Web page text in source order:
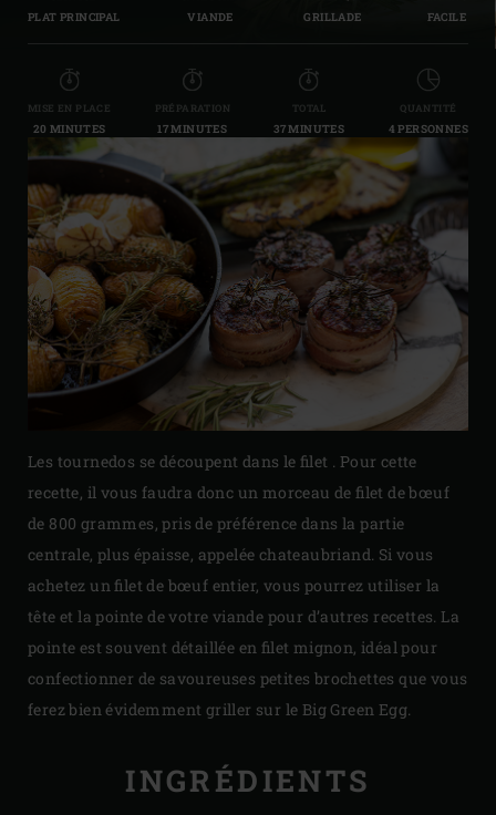
PLAT PRINCIPAL VIANDE GRILLADE FACILE
MISE EN PLACE
20 MINUTES
PRÉPARATION
17 MINUTES
TOTAL
37 MINUTES
QUANTITÉ
4 PERSONNES
Les tournedos se découpent dans le filet . Pour cette
recette, il vous faudra donc un morceau de filet de bœuf
de 800 grammes, pris de préférence dans la partie
centrale, plus épaisse, appelée chateaubriand. Si vous
achetez un filet de bœuf entier, vous pourrez utiliser la
tête et la pointe de votre viande pour d’autres recettes. La
pointe est souvent détaillée en filet mignon, idéal pour
confectionner de savoureuses petites brochettes que vous
ferez bien évidemment griller sur le Big Green Egg.
INGRÉDIENTS